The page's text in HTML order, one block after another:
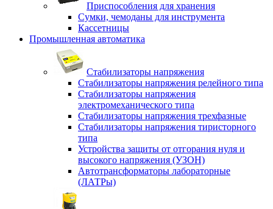
Приспособления для хранения
Сумки, чемоданы для инструмента
Кассетницы
Промышленная автоматика
Стабилизаторы напряжения
Стабилизаторы напряжения релейного типа
Стабилизаторы напряжения
электромеханического типа
Стабилизаторы напряжения трехфазные
Стабилизаторы напряжения тиристорного
типа
Устройства защиты от отгорания нуля и
высокого напряжения (УЗОН)
Автотрансформаторы лабораторные
(ЛАТРы)